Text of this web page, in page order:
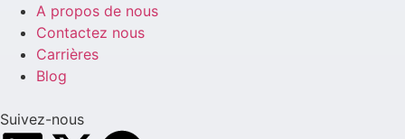
A propos de nous
Contactez nous
Carrières
Blog
Suivez-nous